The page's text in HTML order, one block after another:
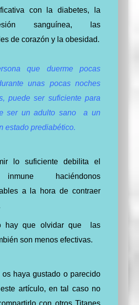
con la diabetes, la
sanguínea, las
de corazón y la obesidad.
que duerme pocas
unas pocas noches
puede ser suficiente para
ser un adulto sano a un
estado prediabético.
lo suficiente debilita el
haciéndonos
a la hora de contraer
hay que olvidar que las
son menos efectivas.
os haya gustado o parecido
artículo, en tal caso no
con otros Titanes